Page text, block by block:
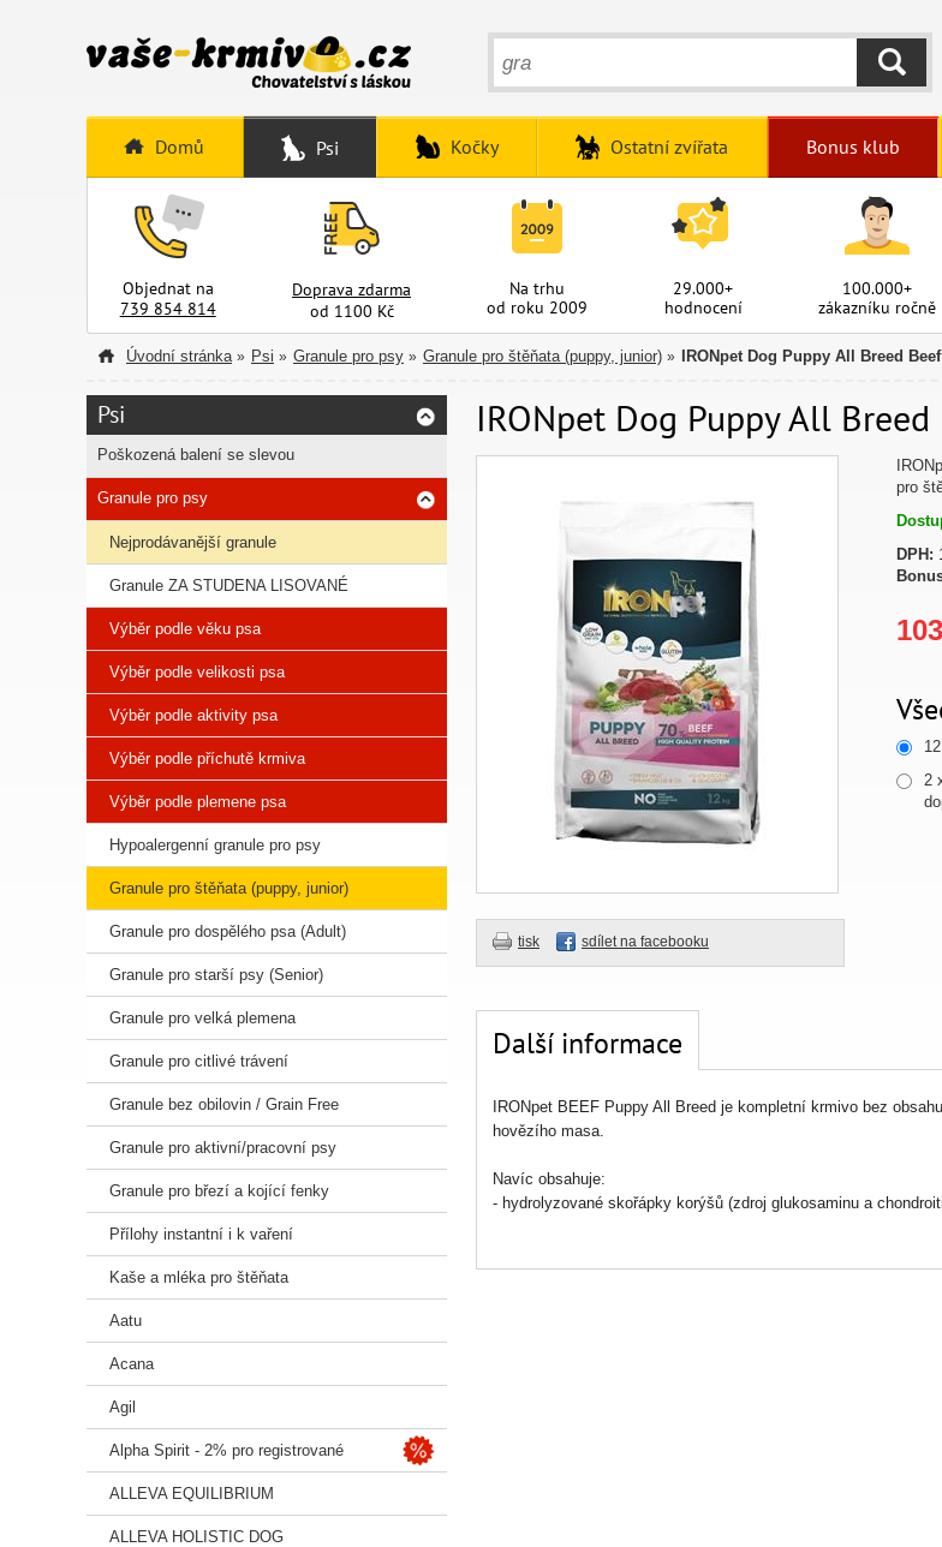
HLEDAT
Domů Psi Kočky Ostatní zvířata Bonus klub
Objednat na
739 854 814
Doprava zdarma
od 1100 Kč
Na trhu
od roku 2009
29.000+
hodnocení
100.000+
zákazníku ročně
Úvodní stránka » Psi » Granule pro psy » Granule pro štěňata (puppy, junior) » IRONpet Dog Puppy All Breed
IRONpet Dog Puppy All
tisk sdílet na facebooku
pro
DPH:
2
Další informace
IRONpet BEEF Puppy All Breed je kompletní krmivo bez
hovězího masa.
Navíc obsahuje:
- hydrolyzované skořápky korýšů (zdroj glukosaminu a
- komplex bylin pro zdraví a snadné trávení
Psi
Poškozená balení se slevou
Granule pro psy
Nejprodávanější granule
Granule ZA STUDENA LISOVANÉ
Výběr podle věku psa
Výběr podle velikosti psa
Výběr podle aktivity psa
Výběr podle příchutě krmiva
Výběr podle plemene psa
Hypoalergenní granule pro psy
Granule pro štěňata (puppy, junior)
Granule pro dospělého psa (Adult)
Granule pro starší psy (Senior)
Granule pro velká plemena
Granule pro citlivé trávení
Granule bez obilovin / Grain Free
Granule pro aktivní/pracovní psy
Granule pro březí a kojící fenky
Přílohy instantní i k vaření
Kaše a mléka pro štěňata
Aatu
Acana
Agil
Alpha Spirit - 2% pro registrované
ALLEVA EQUILIBRIUM
ALLEVA HOLISTIC DOG